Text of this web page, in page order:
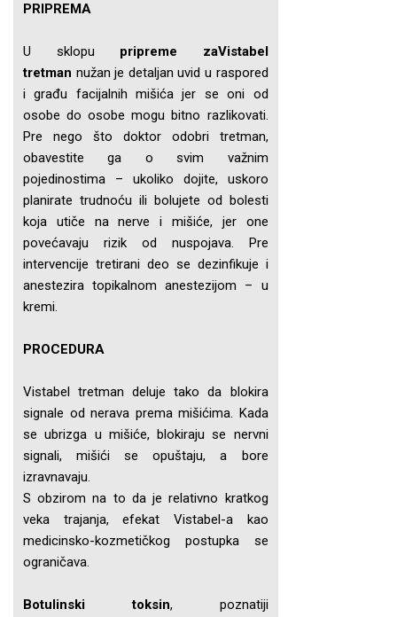
PRIPREMA
U sklopu pripreme zaVistabel
tretman nužan je detaljan uvid u raspored
i građu facijalnih mišića jer se oni od
osobe do osobe mogu bitno razlikovati.
Pre nego što doktor odobri tretman,
obavestite ga o svim važnim
pojedinostima – ukoliko dojite, uskoro
planirate trudnoću ili bolujete od bolesti
koja utiče na nerve i mišiće, jer one
povećavaju rizik od nuspojava. Pre
intervencije tretirani deo se dezinfikuje i
anestezira topikalnom anestezijom – u
kremi.
PROCEDURA
Vistabel tretman deluje tako da blokira
signale od nerava prema mišićima. Kada
se ubrizga u mišiće, blokiraju se nervni
signali, mišići se opuštaju, a bore
izravnavaju.
S obzirom na to da je relativno kratkog
veka trajanja, efekat Vistabel-a kao
medicinsko-kozmetičkog postupka se
ograničava.
Botulinski toksin, poznatiji